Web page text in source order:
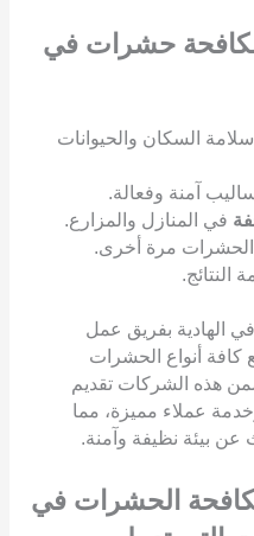
حشرات في
السكان والحيوانات
آمنة وفعالة.
في المنازل والمزارع.
الحشرات مرة أخرى.
النتائج.
في الهادية بفريق عمل
أنواع الحشرات
هذه الشركات تقديم
عملاء مميزة، مما
عن بيئة نظيفة وآمنة.
الحشرات في